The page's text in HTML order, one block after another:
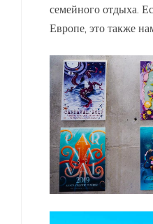
семейного отдыха.
Европе, это также